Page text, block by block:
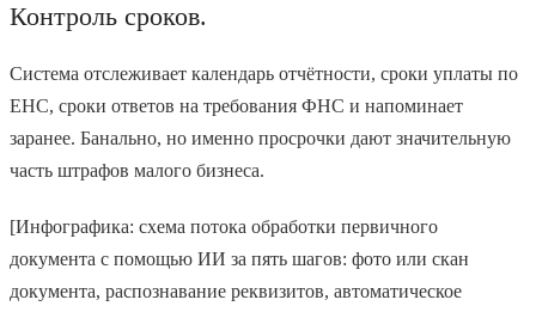
Контроль сроков.
Система отслеживает календарь отчётности, сроки уплаты по
ЕНС, сроки ответов на требования ФНС и напоминает
заранее. Банально, но именно просрочки дают значительную
часть штрафов малого бизнеса.
[Инфографика: схема потока обработки первичного
документа с помощью ИИ за пять шагов: фото или скан
документа, распознавание реквизитов, автоматическое